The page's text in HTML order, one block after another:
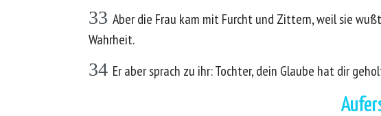
33 Aber die Frau kam mit Furcht und Zittern, weil sie
Wahrheit.
34 Er aber sprach zu ihr: Tochter, dein Glaube hat dir